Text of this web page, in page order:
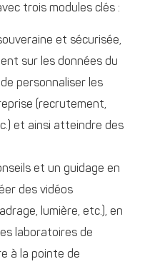
trois modules clés :
et sécurisée,
sur les données du
personnaliser les
(recrutement,
et ainsi atteindre des
et un guidage en
des vidéos
lumière, etc.), en
laboratoires de
à la pointe de